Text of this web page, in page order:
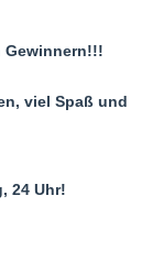
Gewinnern!!!
viel Spaß und
24 Uhr!